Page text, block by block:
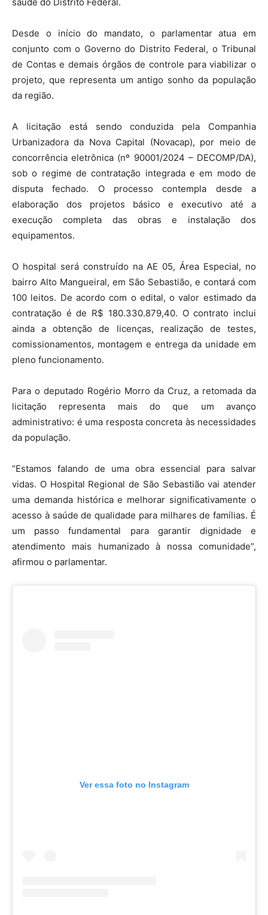
Desde o início do mandato, o parlamentar atua em
conjunto com o Governo do Distrito Federal, o Tribunal
de Contas e demais órgãos de controle para viabilizar o
projeto, que representa um antigo sonho da população
da região.
A licitação está sendo conduzida pela Companhia
Urbanizadora da Nova Capital (Novacap), por meio de
concorrência eletrônica (nº 90001/2024 – DECOMP/DA),
sob o regime de contratação integrada e em modo de
disputa fechado. O processo contempla desde a
elaboração dos projetos básico e executivo até a
execução completa das obras e instalação dos
equipamentos.
O hospital será construído na AE 05, Área Especial, no
bairro Alto Mangueiral, em São Sebastião, e contará com
100 leitos. De acordo com o edital, o valor estimado da
contratação é de R$ 180.330.879,40. O contrato inclui
ainda a obtenção de licenças, realização de testes,
comissionamentos, montagem e entrega da unidade em
pleno funcionamento.
Para o deputado Rogério Morro da Cruz, a retomada da
licitação representa mais do que um avanço
administrativo: é uma resposta concreta às necessidades
da população.
“Estamos falando de uma obra essencial para salvar
vidas. O Hospital Regional de São Sebastião vai atender
uma demanda histórica e melhorar significativamente o
acesso à saúde de qualidade para milhares de famílias. É
um passo fundamental para garantir dignidade e
atendimento mais humanizado à nossa comunidade”,
afirmou o parlamentar.
Ver essa foto no Instagram